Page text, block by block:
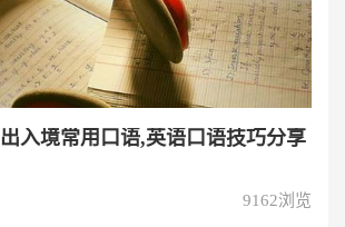
出入境常用口语,英语口语技巧分享
9162浏览